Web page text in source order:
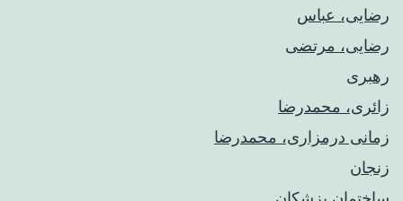
رضایی، عباس
رضایی، مرتضی
رهبری
زائری، محمدرضا
زمانی درمزاری، محمدرضا
زنجان